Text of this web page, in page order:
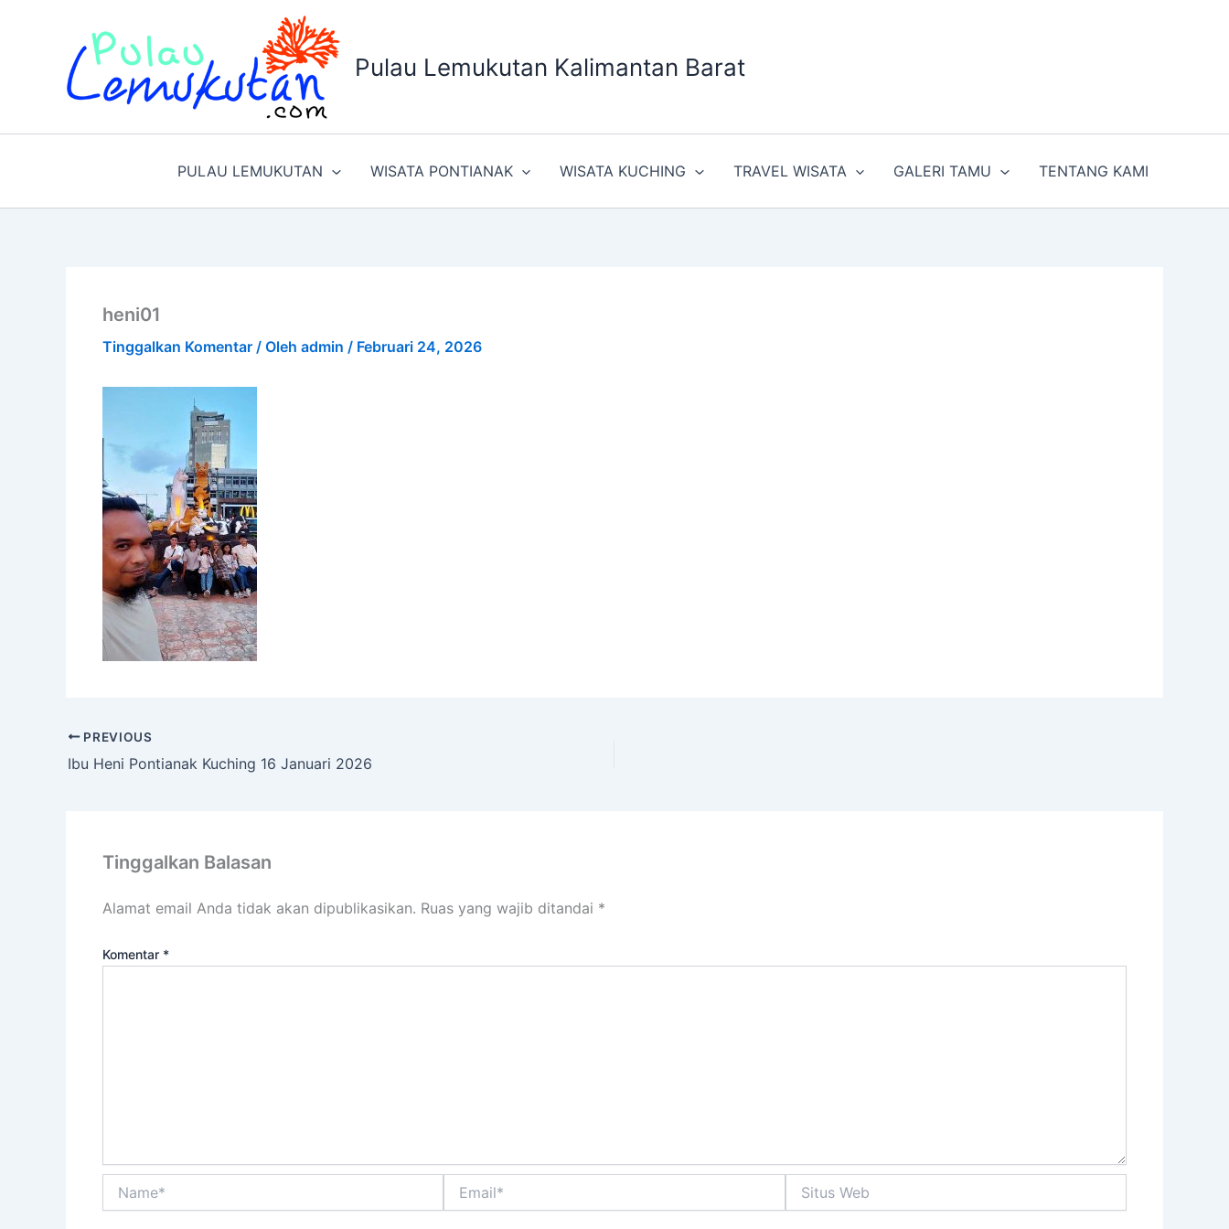
Pulau Lemukutan Kalimantan Barat
PULAU LEMUKUTAN WISATA PONTIANAK WISATA KUCHING TRAVEL WISATA GALERI TAMU TENTANG KAMI
heni01
Tinggalkan Komentar / Oleh admin / Februari 24, 2026
PREVIOUS
Ibu Heni Pontianak Kuching 16 Januari 2026
Tinggalkan Balasan
Alamat email Anda tidak akan dipublikasikan. Ruas yang wajib ditandai *
Komentar *
Web